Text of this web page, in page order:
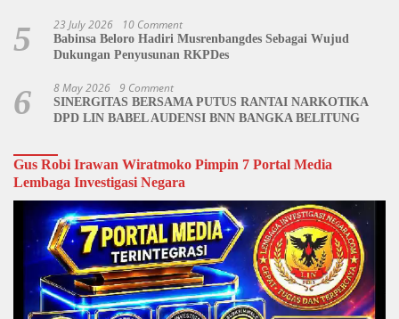
5 23 July 2026 10 Comment
Babinsa Beloro Hadiri Musrenbangdes Sebagai Wujud
Dukungan Penyusunan RKPDes
6 8 May 2026 9 Comment
SINERGITAS BERSAMA PUTUS RANTAI NARKOTIKA
DPD LIN BABEL AUDENSI BNN BANGKA BELITUNG
Gus Robi Irawan Wiratmoko Pimpin 7 Portal Media
Lembaga Investigasi Negara
Video
Player